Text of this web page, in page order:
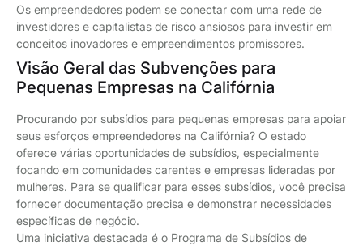
Os empreendedores podem se conectar com uma rede de
investidores e capitalistas de risco ansiosos para investir em
conceitos inovadores e empreendimentos promissores.
Visão Geral das Subvenções para
Pequenas Empresas na Califórnia
Procurando por subsídios para pequenas empresas para apoiar
seus esforços empreendedores na Califórnia? O estado
oferece várias oportunidades de subsídios, especialmente
focando em comunidades carentes e empresas lideradas por
mulheres. Para se qualificar para esses subsídios, você precisa
fornecer documentação precisa e demonstrar necessidades
específicas de negócio.
Uma iniciativa destacada é o Programa de Subsídios de